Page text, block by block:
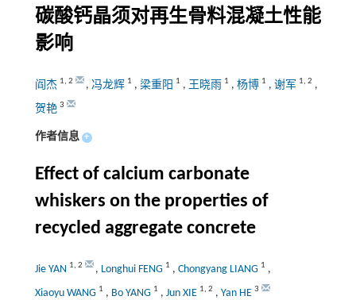
碳酸钙晶须对再生骨料混凝土性能
影响
阎杰 1, 2 , 冯龙辉 1 , 梁重阳 1 , 王晓雨 1 , 杨博 1 , 谢军 1, 2 ,
贺艳 3
作者信息 +
Effect of calcium carbonate
whiskers on the properties of
recycled aggregate concrete
Jie YAN 1, 2 , Longhui FENG 1 , Chongyang LIANG 1 ,
Xiaoyu WANG 1 , Bo YANG 1 , Jun XIE 1, 2 , Yan HE 3